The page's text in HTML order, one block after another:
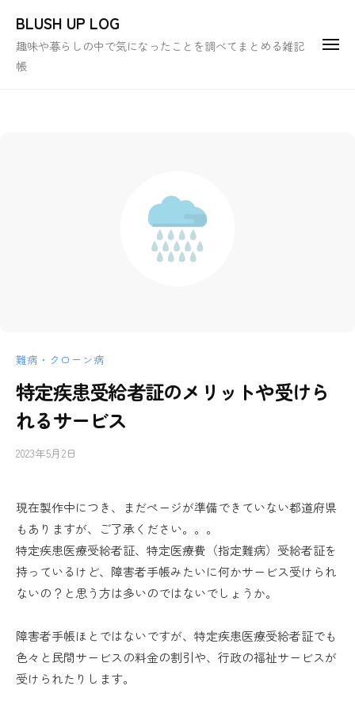
BLUSH UP LOG
趣味や暮らしの中で気になったことを調べてまとめる雑記
帳
メ
難病・クローン病
特定疾患受給者証のメリットや受けら
れるサービス
2023年5月2日
ぐ
る
の
コ
メ
ン
ト
現在製作中につき、まだページが準備できていない都道府県
もありますが、ご了承ください。。。
特定疾患医療受給者証、特定医療費（指定難病）受給者証を
持っているけど、障害者手帳みたいに何かサービス受けられ
ないの？と思う方は多いのではないでしょうか。
障害者手帳ほとではないですが、特定疾患医療受給者証でも
色々と民間サービスの料金の割引や、行政の福祉サービスが
受けられたりします。